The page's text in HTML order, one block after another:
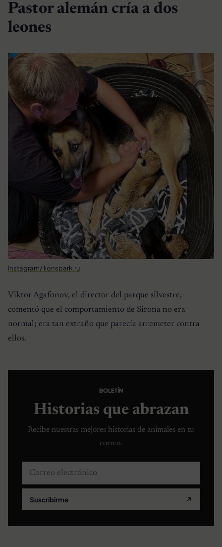
Pastor alemán cría a dos
leones
Instagram/ lionspark.ru
Viktor Agafonov, el director del parque silvestre,
comentó que el comportamiento de Sirona no era
normal; era tan extraño que parecía arremeter contra
ellos.
BOLETÍN
Historias que abrazan
Recibe nuestras mejores historias de animales en tu
correo.
Correo electrónico
Suscribirme ↗